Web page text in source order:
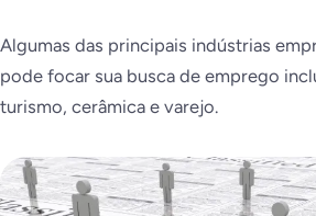
Algumas das principais indústrias
pode focar sua busca de emprego
turismo, cerâmica e varejo.